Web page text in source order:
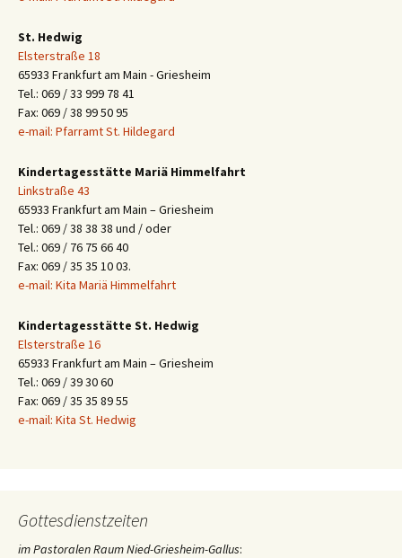
St. Hedwig
Elsterstraße 18
65933 Frankfurt am Main - Griesheim
Tel.: 069 / 33 999 78 41
Fax: 069 / 38 99 50 95
e-mail: Pfarramt St. Hildegard
Kindertagesstätte Mariä Himmelfahrt
Linkstraße 43
65933 Frankfurt am Main – Griesheim
Tel.: 069 / 38 38 38 und / oder
Tel.: 069 / 76 75 66 40
Fax: 069 / 35 35 10 03.
e-mail: Kita Mariä Himmelfahrt
Kindertagesstätte St. Hedwig
Elsterstraße 16
65933 Frankfurt am Main – Griesheim
Tel.: 069 / 39 30 60
Fax: 069 / 35 35 89 55
e-mail: Kita St. Hedwig
Gottesdienstzeiten
im Pastoralen Raum Nied-Griesheim-Gallus: